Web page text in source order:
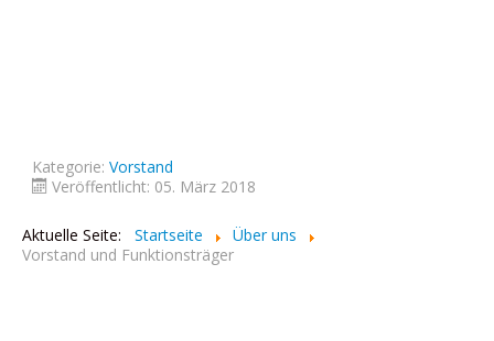
Kategorie: Vorstand
Veröffentlicht: 05. März 2018
Aktuelle Seite: Startseite
Über uns
Vorstand und Funktionsträger